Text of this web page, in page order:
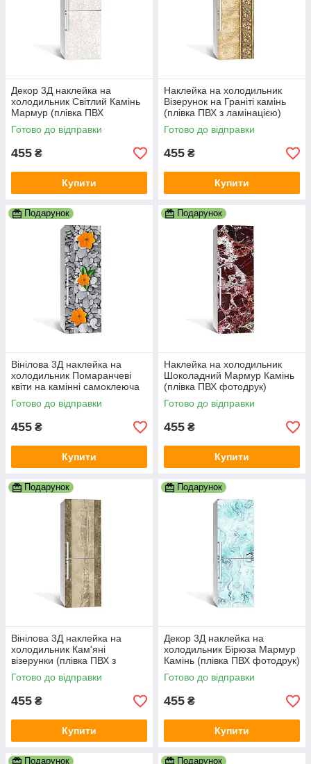
Декор 3Д наклейка на
холодильник Світлий Камінь
Мармур (плівка ПВХ
фотодрук) 600х1800 мм
Текстури
Готово до відправки
455 ₴
Купити
Наклейка на холодильник
Візерунок на Граніті камінь
(плівка ПВХ з ламінацією)
600х1800 мм Текстури
Бежевий
Готово до відправки
455 ₴
Купити
Подарунок
Вінілова 3Д наклейка на
холодильник Помаранчеві
квіти на камінні самоклеюча
плівка ПВХ галька Текстури
Сірий
Готово до відправки
455 ₴
Купити
Подарунок
Наклейка на холодильник
Шоколадний Мармур Камінь
(плівка ПВХ фотодрук)
600х1800 мм Текстури
Коричневий
Готово до відправки
455 ₴
Купити
Подарунок
Вінілова 3Д наклейка на
холодильник Кам'яні
візерунки (плівка ПВХ з
ламінацією) 600х1800 мм
Текстура Сірий
Готово до відправки
455 ₴
Купити
Подарунок
Декор 3Д наклейка на
холодильник Бірюза Мармур
Камінь (плівка ПВХ фотодрук)
600х1800 мм Текстури
Блакитний
Готово до відправки
455 ₴
Купити
Подарунок Подарунок